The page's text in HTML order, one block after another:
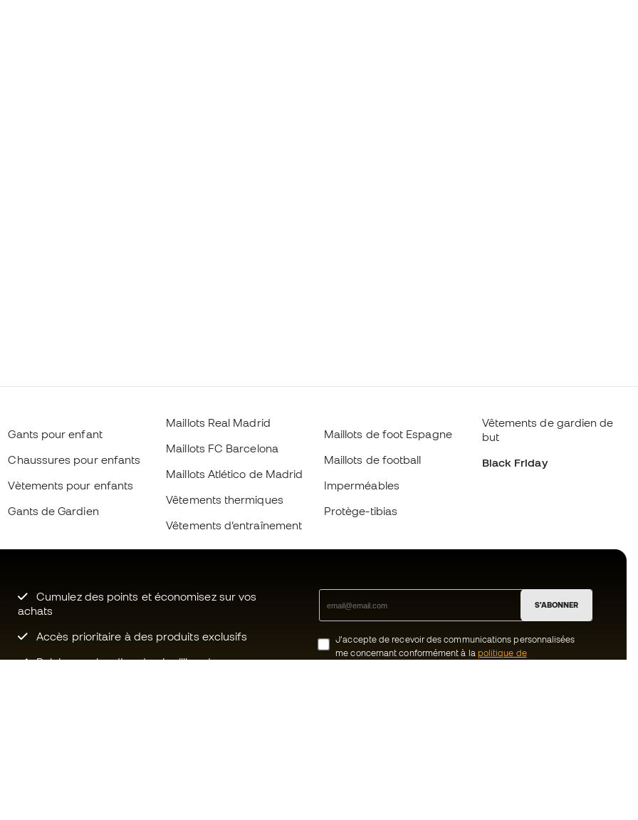
Gants pour enfant
Chaussures pour enfants
Vètements pour enfants
Gants de Gardien
Maillots Real Madrid
Maillots FC Barcelona
Maillots Atlético de Madrid
Vêtements thermiques
Vêtements d’entraînement
Maillots de foot Espagne
Maillots de football
Imperméables
Protège-tibias
Vêtements de gardien de
but
Black Friday
Cumulez des points et économisez sur vos
achats
Accès prioritaire à des produits exclusifs
Rejoignez plus d’un demi-million de
S'ABONNER
J’accepte de recevoir des communications personnalisées
me concernant conformément à la politique de